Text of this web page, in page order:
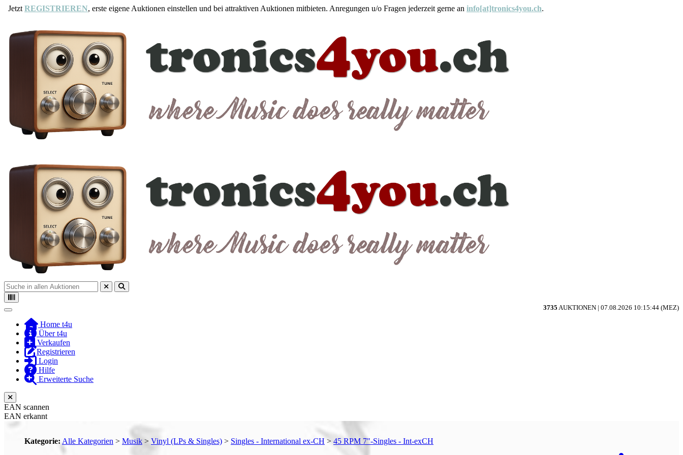
Jetzt REGISTRIEREN, erste eigene Auktionen einstellen und bei attraktiven Auktionen mitbieten. Anregungen u/o Fragen jederzeit gerne an info[at]tronics4you.ch.
3735 AUKTIONEN | 07.08.2026 10:15:44 (MEZ)
Toggle navigation
Home t4u
Über t4u
Verkaufen
Registrieren
Login
Hilfe
Erweiterte Suche
EAN scannen
EAN erkannt
Kategorie: Alle Kategorien > Musik > Vinyl (LPs & Singles) > Singles - International ex-CH > 45 RPM 7"-Singles - Int-exCH